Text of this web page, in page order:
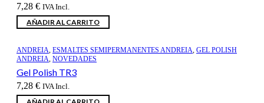
7,28 € IVA Incl.
AÑADIR AL CARRITO
ANDREIA, ESMALTES SEMIPERMANENTES ANDREIA, GEL POLISH
ANDREIA, NOVEDADES
Gel Polish TR3
7,28 € IVA Incl.